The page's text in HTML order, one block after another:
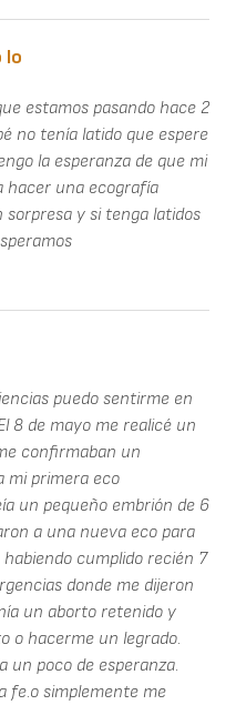
lo
estamos pasando hace 2
no tenía latido que espere
la esperanza de que mi
hacer una ecografía
sorpresa y si tenga latidos
puedo sentirme en
8 de mayo me realicé un
confirmaban un
mi primera eco
un pequeño embrión de 6
a una nueva eco para
habiendo cumplido recién 7
donde me dijeron
un aborto retenido y
o hacerme un legrado.
un poco de esperanza.
fe.o simplemente me